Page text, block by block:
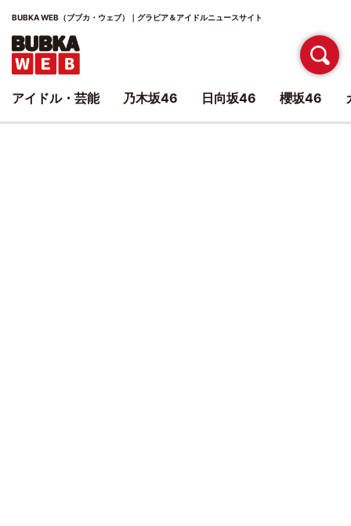
BUBKA WEB（ブブカ・ウェブ）｜グラビア＆アイドルニュースサイト
アイドル・芸能 乃木坂46 日向坂46 櫻坂46